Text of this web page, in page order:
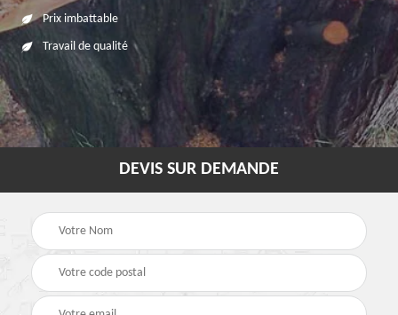
Prix imbattable
Travail de qualité
DEVIS SUR DEMANDE